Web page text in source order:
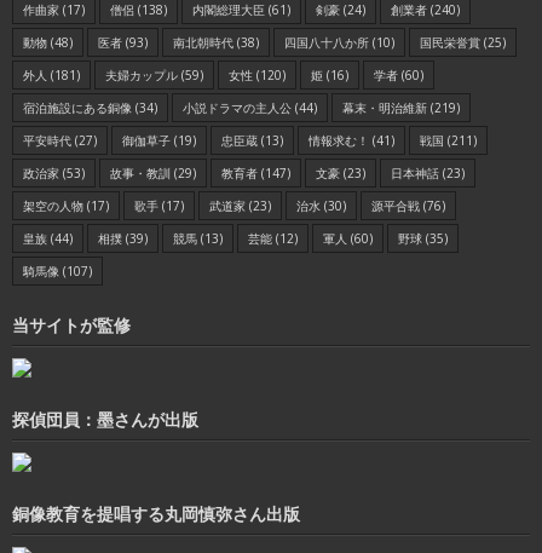
作曲家 (17) 僧侶 (138) 内閣総理大臣 (61) 剣豪 (24) 創業者 (240)
動物 (48) 医者 (93) 南北朝時代 (38) 四国八十八か所 (10) 国民栄誉賞 (25)
外人 (181) 夫婦カップル (59) 女性 (120) 姫 (16) 学者 (60)
宿泊施設にある銅像 (34) 小説ドラマの主人公 (44) 幕末・明治維新 (219)
平安時代 (27) 御伽草子 (19) 忠臣蔵 (13) 情報求む！ (41) 戦国 (211)
政治家 (53) 故事・教訓 (29) 教育者 (147) 文豪 (23) 日本神話 (23)
架空の人物 (17) 歌手 (17) 武道家 (23) 治水 (30) 源平合戦 (76)
皇族 (44) 相撲 (39) 競馬 (13) 芸能 (12) 軍人 (60) 野球 (35)
騎馬像 (107)
当サイトが監修
探偵団員：墨さんが出版
銅像教育を提唱する丸岡慎弥さん出版